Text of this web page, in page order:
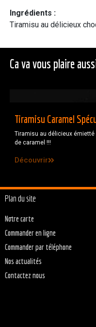
Ingrédients :
Tiramisu au délicieux
Ca va vous plaire
Tiramisu Caramel
Tiramisu au délicieux
de caramel !!!
Découvrir
Plan du site
Notre carte
Commander en ligne
Commander par téléphone
Nos actualités
Contactez nous